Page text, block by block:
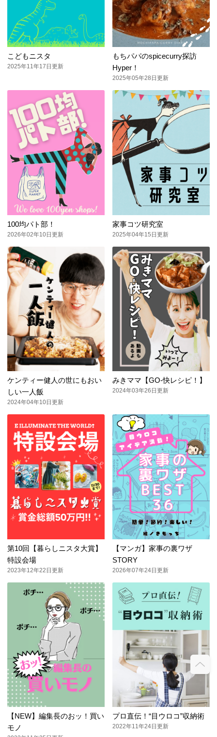
こどもニスタ
2025年11年17日更新
もちパパのspicecurry探訪
Hyper！
2025年05年28日更新
100均パト部！
2026年02年10日更新
家事コツ研究室
2025年04年15日更新
ケンティー健人の世にもおい
しい一人飯
2024年04年10日更新
みきママ【GO-快レシピ！】
2024年03年26日更新
第10回【暮らしニスタ大賞】
特設会場
2023年12年22日更新
【マンガ】家事の裏ワザ
STORY
2026年07年24日更新
【NEW】編集長のおッ！買い
モノ
プロ直伝！“目ウロコ”収納術
2022年11年24日更新